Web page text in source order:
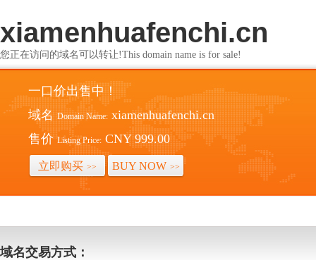
xiamenhuafenchi.cn
您正在访问的域名可以转让!This domain name is for sale!
一口价出售中！
域名 Domain Name: xiamenhuafenchi.cn
售价 Listing Price: CNY 999.00
立即购买 >> BUY NOW >>
域名交易方式：